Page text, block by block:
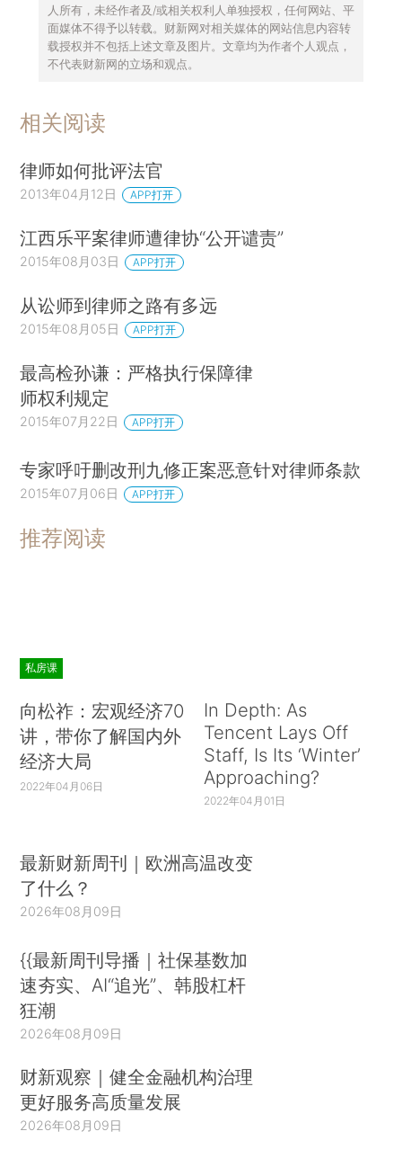
人所有，未经作者及/或相关权利人单独授权，任何网站、平
面媒体不得予以转载。财新网对相关媒体的网站信息内容转
载授权并不包括上述文章及图片。文章均为作者个人观点，
不代表财新网的立场和观点。
相关阅读
律师如何批评法官
2013年04月12日 APP打开
江西乐平案律师遭律协“公开谴责”
2015年08月03日 APP打开
从讼师到律师之路有多远
2015年08月05日 APP打开
最高检孙谦：严格执行保障律
师权利规定
2015年07月22日 APP打开
专家呼吁删改刑九修正案恶意针对律师条款
2015年07月06日 APP打开
推荐阅读
私房课
向松祚：宏观经济70
讲，带你了解国内外
经济大局
2022年04月06日
In Depth: As
Tencent Lays Off
Staff, Is Its ‘Winter’
Approaching?
2022年04月01日
最新财新周刊｜欧洲高温改变
了什么？
2026年08月09日
{{最新周刊导播｜社保基数加
速夯实、AI“追光”、韩股杠杆
狂潮
2026年08月09日
财新观察｜健全金融机构治理
更好服务高质量发展
2026年08月09日